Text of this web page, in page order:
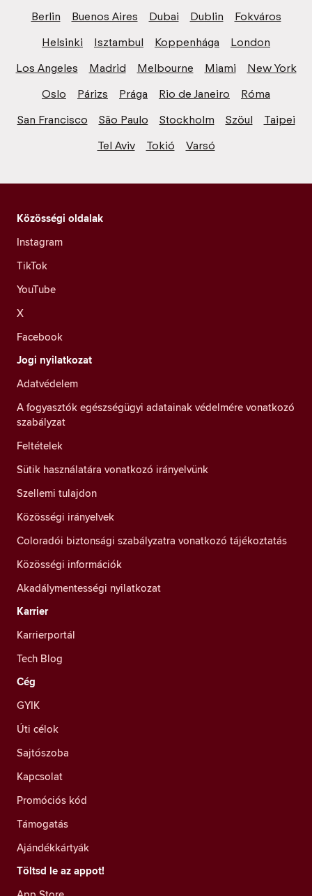
Berlin
Buenos Aires Dubai Dublin
Fokváros
Helsinki
Isztambul Koppenhága
London
Los Angeles
Madrid Melbourne Miami
New York
Oslo
Párizs Prága Rio de Janeiro
Róma
San Francisco
São Paulo Stockholm Szöul
Taipei
Tel Aviv
Tokió Varsó
Közösségi oldalak
Instagram
TikTok
YouTube
X
Facebook
Jogi nyilatkozat
Adatvédelem
A fogyasztók egészségügyi adatainak védelmére vonatkozó
szabályzat
Feltételek
Sütik használatára vonatkozó irányelvünk
Szellemi tulajdon
Közösségi irányelvek
Coloradói biztonsági szabályzatra vonatkozó tájékoztatás
Közösségi információk
Akadálymentességi nyilatkozat
Karrier
Karrierportál
Tech Blog
Cég
GYIK
Úti célok
Sajtószoba
Kapcsolat
Promóciós kód
Támogatás
Ajándékkártyák
Töltsd le az appot!